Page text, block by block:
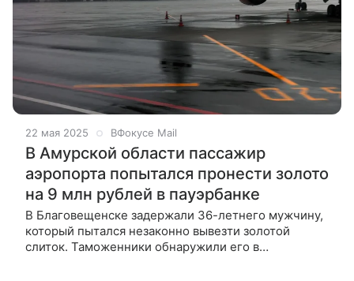
22 мая 2025 ВФокусе Mail
В Амурской области пассажир
аэропорта попытался пронести золото
на 9 млн рублей в пауэрбанке
В Благовещенске задержали 36-летнего мужчину,
который пытался незаконно вывезти золотой
слиток. Таможенники обнаружили его в